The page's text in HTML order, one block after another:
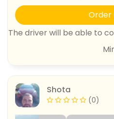
Order
The driver will be able to
Shota
(0)